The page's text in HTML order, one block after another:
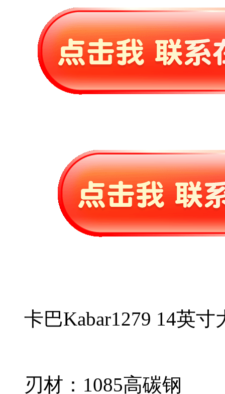
卡巴Kabar1279 14英
刃材：1085高碳钢